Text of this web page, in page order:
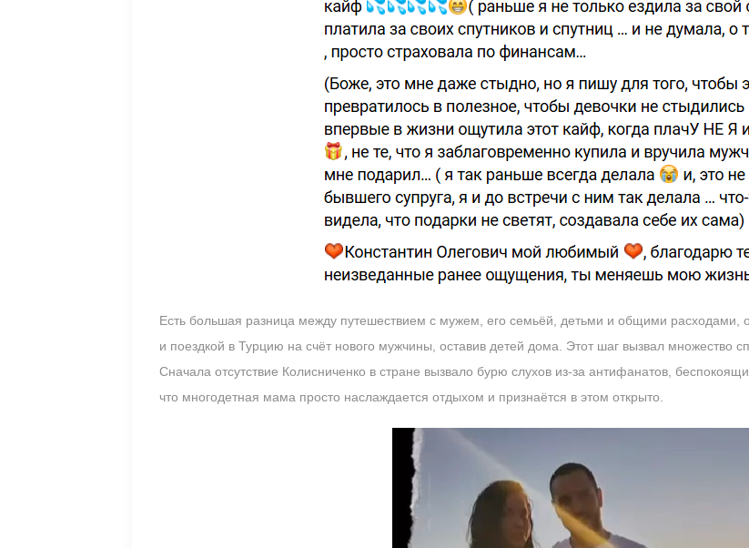
Есть большая разница между путешествием с мужем, его семьёй, детьми и общими расходами,
и поездкой в Турцию на счёт нового мужчины, оставив детей дома. Этот шаг вызвал множество
Сначала отсутствие Колисниченко в стране вызвало бурю слухов из-за антифанатов,
что многодетная мама просто наслаждается отдыхом и признаётся в этом открыто.